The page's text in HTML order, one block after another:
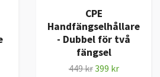
CPE
Handfängselhållare
- Dubbel för två
fängsel
449 kr399 kr